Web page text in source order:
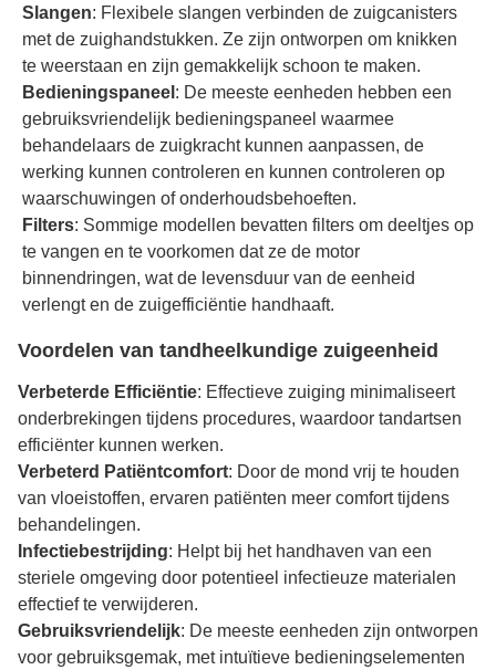
Slangen: Flexibele slangen verbinden de zuigcanisters
met de zuighandstukken. Ze zijn ontworpen om knikken
te weerstaan en zijn gemakkelijk schoon te maken.
Bedieningspaneel : De meeste eenheden hebben een
gebruiksvriendelijk bedieningspaneel waarmee
behandelaars de zuigkracht kunnen aanpassen, de
werking kunnen controleren en kunnen controleren op
waarschuwingen of onderhoudsbehoeften.
Filters: Sommige modellen bevatten filters om deeltjes op
te vangen en te voorkomen dat ze de motor
binnendringen, wat de levensduur van de eenheid
verlengt en de zuigefficiëntie handhaaft.
Voordelen van tandheelkundige zuigeenheid
Verbeterde Efficiëntie: Effectieve zuiging minimaliseert
onderbrekingen tijdens procedures, waardoor tandartsen
efficiënter kunnen werken.
Verbeterd Patiëntcomfort: Door de mond vrij te houden
van vloeistoffen, ervaren patiënten meer comfort tijdens
behandelingen.
Infectiebestrijding: Helpt bij het handhaven van een
steriele omgeving door potentieel infectieuze materialen
effectief te verwijderen.
Gebruiksvriendelijk: De meeste eenheden zijn ontworpen
voor gebruiksgemak, met intuïtieve bedieningselementen